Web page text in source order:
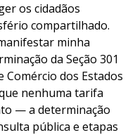
os cidadãos
compartilhado.
minha
da Seção 301
dos Estados
nenhuma tarifa
— a determinação
pública e etapas